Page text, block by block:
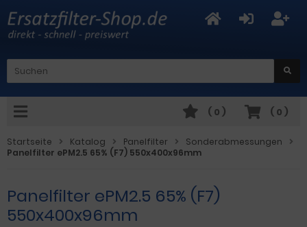
( 0 )
( 0 )
Startseite Katalog Panelfilter
Sonderabmessungen
Panelfilter ePM2.5 65% (F7) 550x400x96mm
Panelfilter ePM2.5 65% (F7)
550x400x96mm